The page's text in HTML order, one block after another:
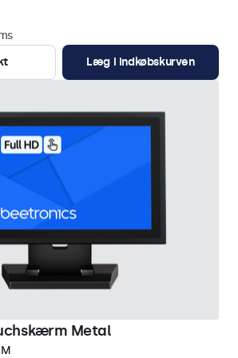
Læg i indkøbskurven
Metal